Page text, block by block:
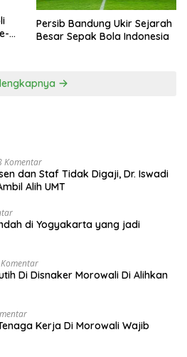
Persib Bandung Ukir Sejarah
Besar Sepak Bola Indonesia
Komentar
dan Staf Tidak Digaji, Dr. Iswadi
Alih UMT
di Yogyakarta yang jadi
Di Disnaker Morowali Di Alihkan
Kerja Di Morowali Wajib